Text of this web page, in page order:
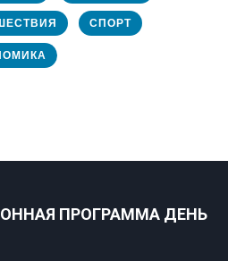
СПОРТ
ПРОГРАММА ДЕНЬ